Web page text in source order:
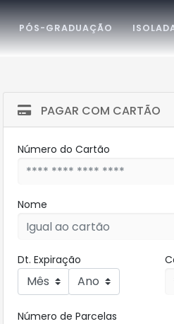
PÓS-GRADUAÇÃO
PAGAR COM CARTÃO
Número do Cartão
Nome
Dt. Expiração
Número de Parcelas